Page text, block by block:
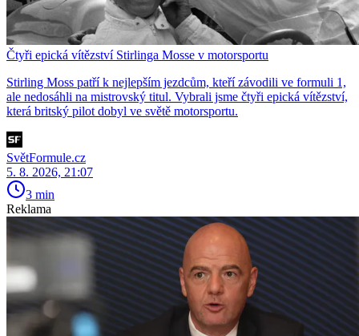
Čtyři epická vítězství Stirlinga Mosse v motorsportu
Stirling Moss patří k nejlepším jezdcům, kteří závodili ve formuli 1,
ale nedosáhli na mistrovský titul. Vybrali jsme čtyři epická vítězství,
která britský pilot dobyl ve světě motorsportu.
SvětFormule.cz
5. 8. 2026, 21:07
3 min
Reklama